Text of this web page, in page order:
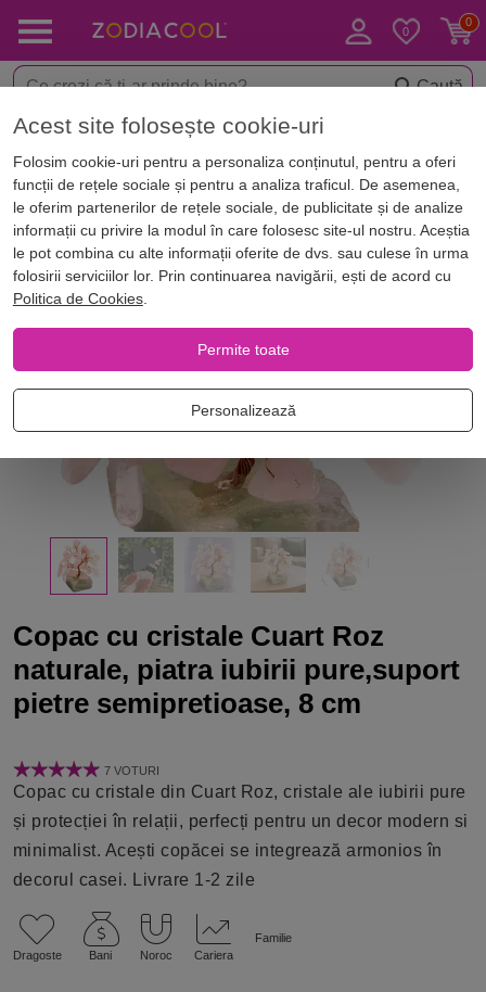
Caută
< Copacei feng shui și cristale Copacei pietre semiprețioase
Copac cu cristale Cuart Roz
naturale, piatra iubirii pure,suport
pietre semipretioase, 8 cm
7 VOTURI
Copac cu cristale din Cuart Roz, cristale ale iubirii pure
și protecției în relații, perfecți pentru un decor modern si
minimalist. Acești copăcei se integrează armonios în
decorul casei. Livrare 1-2 zile
Dragoste Bani Noroc Cariera
Familie
Acest site folosește cookie-uri
Folosim cookie-uri pentru a personaliza conținutul, pentru a oferi
funcții de rețele sociale și pentru a analiza traficul. De asemenea,
le oferim partenerilor de rețele sociale, de publicitate și de analize
informații cu privire la modul în care folosesc site-ul nostru. Aceștia
le pot combina cu alte informații oferite de dvs. sau culese în urma
folosirii serviciilor lor. Prin continuarea navigării, ești de acord cu
Politica de Cookies.
Permite toate
Personalizează